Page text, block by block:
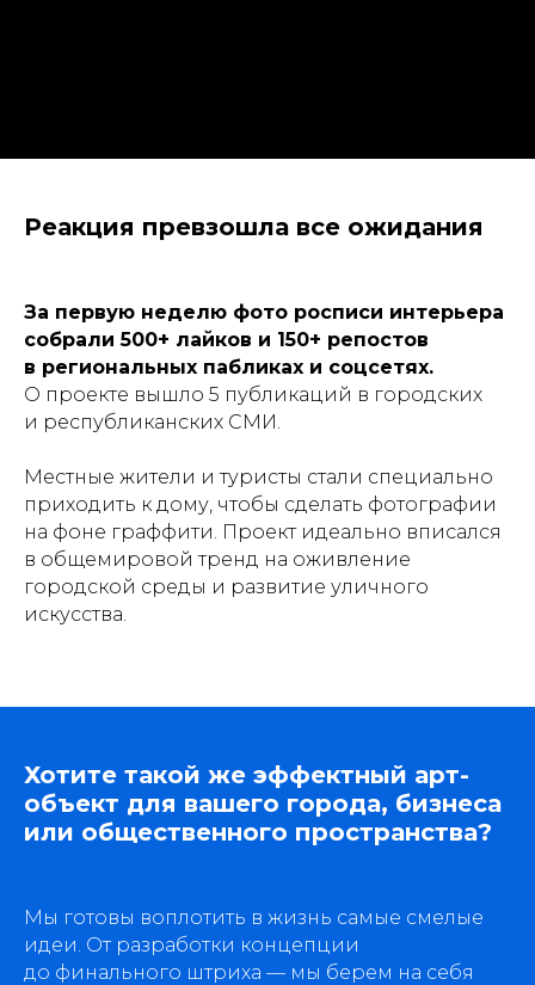
Реакция превзошла все ожидания
За первую неделю фото росписи интерьера
собрали500+ лайков и 150+ репостов
в региональных пабликах и соцсетях.
О проекте вышло 5 публикаций в городских
и республиканских СМИ.
Местные жители и туристы стали специально
приходить к дому, чтобы сделать фотографии
на фоне граффити. Проект идеально вписался
в общемировой тренд на оживление
городской среды и развитие уличного
искусства.
Хотите такой же эффектный арт-
объект для вашего города, бизнеса
или общественного пространства?
Мы готовы воплотить в жизнь самые смелые
идеи. От разработки концепции
до финального штриха — мы берем на себя
dislavart@gmail.com